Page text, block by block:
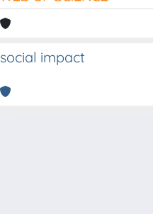
social impact